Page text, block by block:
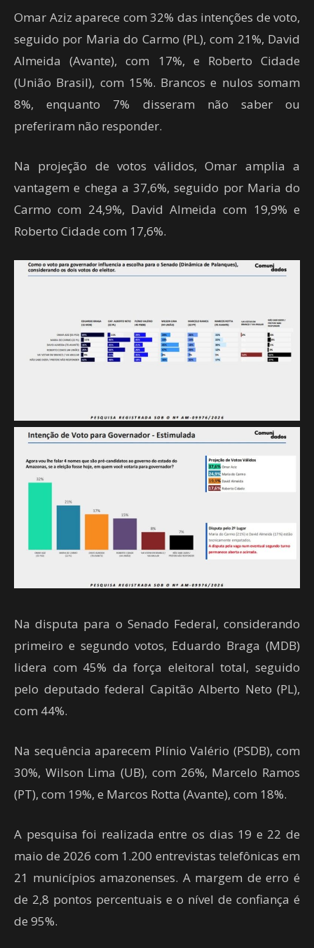
Omar Aziz aparece com 32% das intenções de voto,
seguido por Maria do Carmo (PL), com 21%, David
Almeida (Avante), com 17%, e Roberto Cidade
(União Brasil), com 15%. Brancos e nulos somam
8%, enquanto 7% disseram não saber ou
preferiram não responder.
Na projeção de votos válidos, Omar amplia a
vantagem e chega a 37,6%, seguido por Maria do
Carmo com 24,9%, David Almeida com 19,9% e
Roberto Cidade com 17,6%.
Na disputa para o Senado Federal, considerando
primeiro e segundo votos, Eduardo Braga (MDB)
lidera com 45% da força eleitoral total, seguido
pelo deputado federal Capitão Alberto Neto (PL),
com 44%.
Na sequência aparecem Plínio Valério (PSDB), com
30%, Wilson Lima (UB), com 26%, Marcelo Ramos
(PT), com 19%, e Marcos Rotta (Avante), com 18%.
A pesquisa foi realizada entre os dias 19 e 22 de
maio de 2026 com 1.200 entrevistas telefônicas em
21 municípios amazonenses. A margem de erro é
de 2,8 pontos percentuais e o nível de confiança é
de 95%.